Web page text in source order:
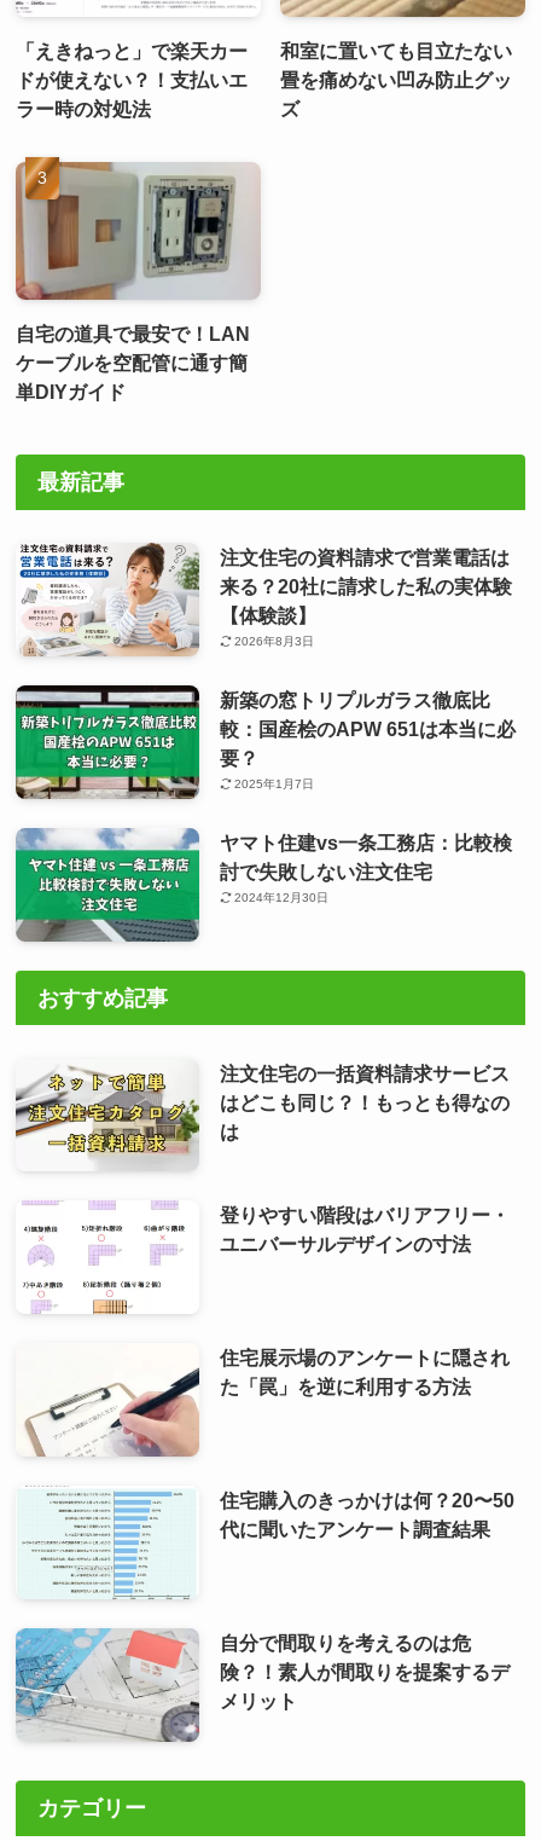
「えきねっと」で楽天カー
ドが使えない？！支払いエ
ラー時の対処法
和室に置いても目立たない
畳を痛めない凹み防止グッ
ズ
自宅の道具で最安で！LAN
ケーブルを空配管に通す簡
単DIYガイド
最新記事
注文住宅の資料請求で営業電話は
来る？20社に請求した私の実体験
【体験談】
2026年8月3日
新築の窓トリプルガラス徹底比
較：国産桧のAPW 651は本当に必
要？
2025年1月7日
ヤマト住建vs一条工務店：比較検
討で失敗しない注文住宅
2024年12月30日
おすすめ記事
注文住宅の一括資料請求サービス
はどこも同じ？！もっとも得なの
は
登りやすい階段はバリアフリー・
ユニバーサルデザインの寸法
住宅展示場のアンケートに隠され
た「罠」を逆に利用する方法
住宅購入のきっかけは何？20〜50
代に聞いたアンケート調査結果
自分で間取りを考えるのは危
険？！素人が間取りを提案するデ
メリット
カテゴリー